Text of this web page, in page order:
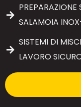
SALAMOIA
SISTEMI DI
LAVORO